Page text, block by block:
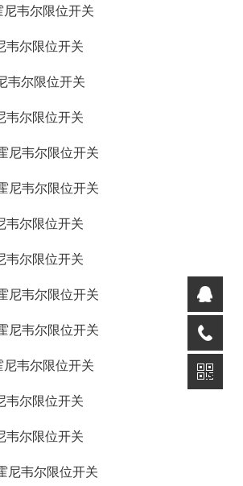
韦尔限位开关
尔限位开关
尔限位开关
尔限位开关
韦尔限位开关
韦尔限位开关
尔限位开关
尔限位开关
韦尔限位开关
韦尔限位开关
韦尔限位开关
尔限位开关
尔限位开关
韦尔限位开关